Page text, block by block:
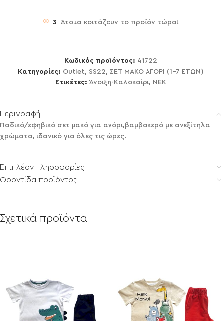
3 Άτομα κοιτάζουν το προϊόν τώρα!
Κωδικός προϊόντος: 41722
Κατηγορίες: Outlet, SS22, ΣΕΤ ΜΑΚΟ ΑΓΟΡΙ (1-7 ΕΤΩΝ)
Ετικέτες: Άνοιξη-Καλοκαίρι, ΝΕΚ
Περιγραφή
Παδικό/εφηβικό σετ μακό για αγόρι,βαμβακερό με ανεξίτηλα
χρώματα, ιδανικό για όλες τις ώρες.
Επιπλέον πληροφορίες
Φροντίδα προϊόντος
Σχετικά προϊόντα